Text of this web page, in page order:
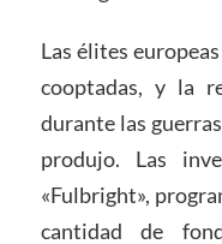
Las élites
cooptadas, y la
durante las
produjo. Las
«Fulbright»,
cantidad de